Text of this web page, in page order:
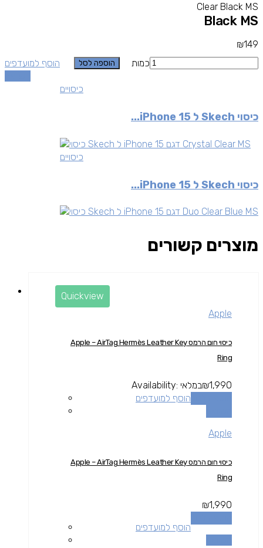
Clear Black MS
Black MS
₪149
כמות
הוספה לסל
הוסף למועדפים
כיסויים
כיסוי Skech ל iPhone 15...
כיסויים
כיסוי Skech ל iPhone 15...
מוצרים קשורים
Quickview
Apple
כיסוי חום הרמס Apple – AirTag Hermès Leather Key
Ring
₪1,990
Availability: במלאי
הוסף למועדפים
Apple
כיסוי חום הרמס Apple – AirTag Hermès Leather Key
Ring
₪1,990
הוסף למועדפים